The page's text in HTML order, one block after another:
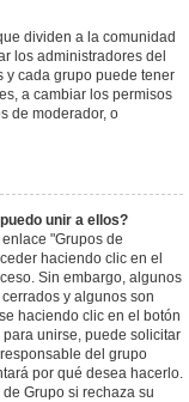
dividen a la comunidad
los administradores del
y cada grupo puede tener
a cambiar los permisos
de moderador, o
unir a ellos?
"Grupos de
haciendo clic en el
Sin embargo, algunos
y algunos son
haciendo clic en el botón
unirse, puede solicitar
del grupo
por qué desea hacerlo.
Grupo si rechaza su